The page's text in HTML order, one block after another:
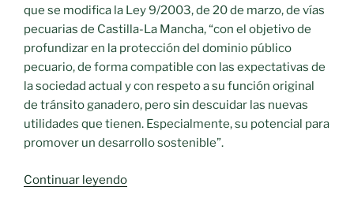
que se modifica la Ley 9/2003, de 20 de marzo, de vías
pecuarias de Castilla-La Mancha, “con el objetivo de
profundizar en la protección del dominio público
pecuario, de forma compatible con las expectativas de
la sociedad actual y con respeto a su función original
de tránsito ganadero, pero sin descuidar las nuevas
utilidades que tienen. Especialmente, su potencial para
promover un desarrollo sostenible”.
Continuar leyendo«Mejora